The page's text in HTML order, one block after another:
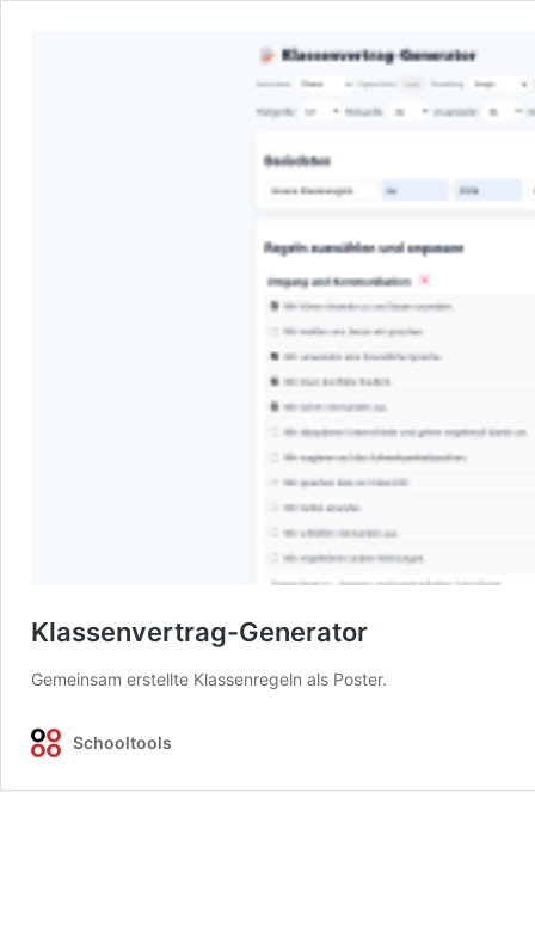
Klassenvertrag-Generator
Gemeinsam erstellte Klassenregeln als Poster.
Schooltools